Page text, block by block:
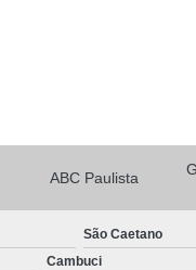
Micropigmentação
de Barba São
Fio a Fio Barba
ABC Paulista
São Caetano
Cambuci